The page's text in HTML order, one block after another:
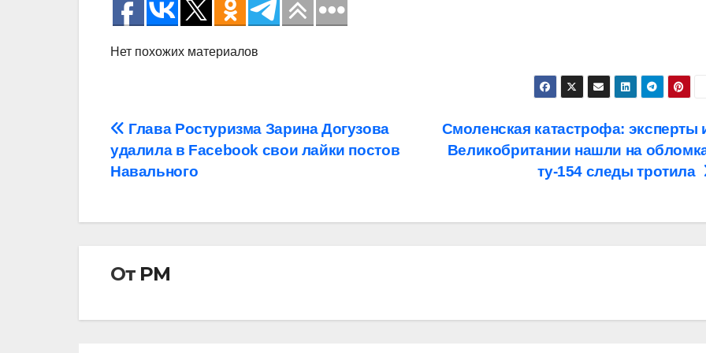
Нет похожих материалов
Навигация
по
Смоленская катастрофа: эксперты
Великобритании нашли на
ту-154 следы тротила
Глава Ростуризма Зарина Догузова
удалила в Facebook свои лайки постов
Навального
От РМ